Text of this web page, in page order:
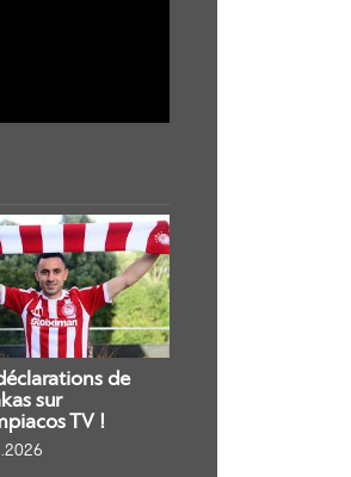
de
sur
TV !